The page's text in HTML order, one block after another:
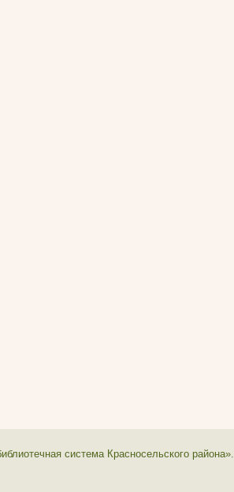
система Красносельского района».